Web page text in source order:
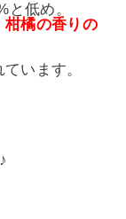
低め。
柑橘の香りの
います。